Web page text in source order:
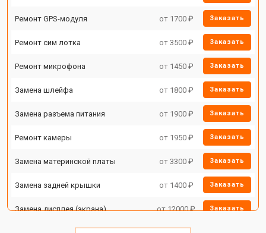
Ремонт GPS-модуля от 1700 ₽ Заказать
Ремонт сим лотка от 3500 ₽ Заказать
Ремонт микрофона от 1450 ₽ Заказать
Замена шлейфа от 1800 ₽ Заказать
Замена разъема питания от 1900 ₽ Заказать
Ремонт камеры от 1950 ₽ Заказать
Замена материнской платы от 3300 ₽ Заказать
Замена задней крышки от 1400 ₽ Заказать
Замена дисплея (экрана) от 12000 ₽ Заказать